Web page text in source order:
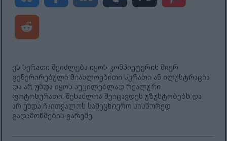
ეს სურათი შეიძლება იყოს კომპიუტერის მიერ
გენერირებული მიახლოებითი სურათი ან ილუსტრაცია
და არ უნდა იყოს აუცილებლად რეალური
ფოტოსურათი. შესაძლოა შეიცავდეს უზუსტობებს და
არ უნდა ჩაითვალოს სამეცნიერო სისწორედ
გადამოწმების გარეშე.